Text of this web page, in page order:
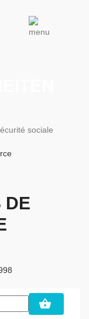
sociale
DE
shopping_basket